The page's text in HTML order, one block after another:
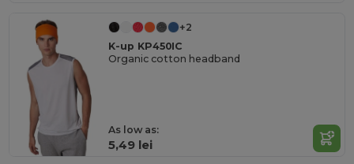
+2
K-up KP450IC
Organic cotton headband
As low as:
5,49 lei